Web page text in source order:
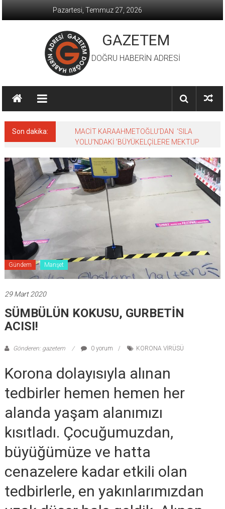
Pazartesi, Temmuz 27, 2026
GAZETEM
DOĞRU HABERİN ADRESİ
Son dakika:
MACİT KARAAHMETOĞLU’DAN ‘SILA
YOLU’NDAKİ ’BÜYÜKELÇİLERE MEKTUP
Gündem Manşet
29 Mart 2020
SÜMBÜLÜN KOKUSU, GURBETİN
ACISI!
Gönderen: gazetem 0 yorum KORONA VİRÜSÜ
Korona dolayısıyla alınan
tedbirler hemen hemen her
alanda yaşam alanımızı
kısıtladı. Çocuğumuzdan,
büyüğümüze ve hatta
cenazelere kadar etkili olan
tedbirlerle, en yakınlarımızdan